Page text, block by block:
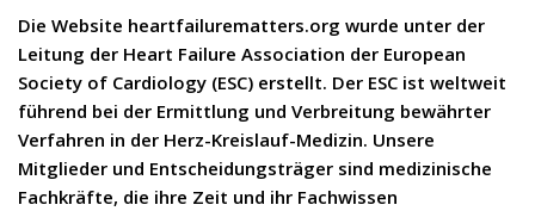
Die Website heartfailurematters.org wurde unter der
Leitung der Heart Failure Association der European
Society of Cardiology (ESC) erstellt. Der ESC ist weltweit
führend bei der Ermittlung und Verbreitung bewährter
Verfahren in der Herz-Kreislauf-Medizin. Unsere
Mitglieder und Entscheidungsträger sind medizinische
Fachkräfte, die ihre Zeit und ihr Fachwissen